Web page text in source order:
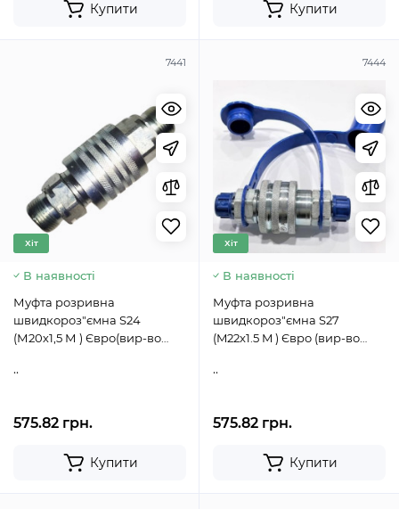
Купити Купити
7441
Хіт
В наявності
Муфта розривна
швидкороз"ємна S24
(М20х1,5 М ) Євро(вир-во
..
575.82 грн.
Купити
7444
Хіт
В наявності
Муфта розривна
швидкороз"ємна S27
(M22x1.5 M ) Євро (вир-во
..
575.82 грн.
Купити